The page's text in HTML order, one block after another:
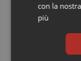
Tumore
Tumori del
con la
più